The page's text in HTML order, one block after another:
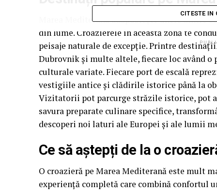
Marea Mediterană adăpostește unele
din lume. Croazierele în această zonă te
peisaje naturale de excepție. Printre
Dubrovnik și multe altele, fiecare loc având
culturale variate. Fiecare port de escală
vestigiile antice și clădirile istorice până la
Vizitatorii pot parcurge străzile istorice, pot
savura preparate culinare specifice,
descoperi noi laturi ale Europei și ale lumii
Ce să aștepți de la o
O croazieră pe Marea Mediterană este mult
experiență completă care combină confortul
CITESTE IN